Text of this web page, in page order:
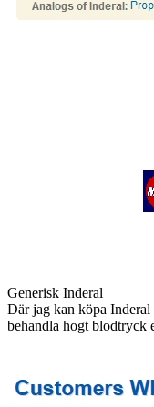
Generisk Inderal
Där jag kan köpa
behandla hogt blodtryck